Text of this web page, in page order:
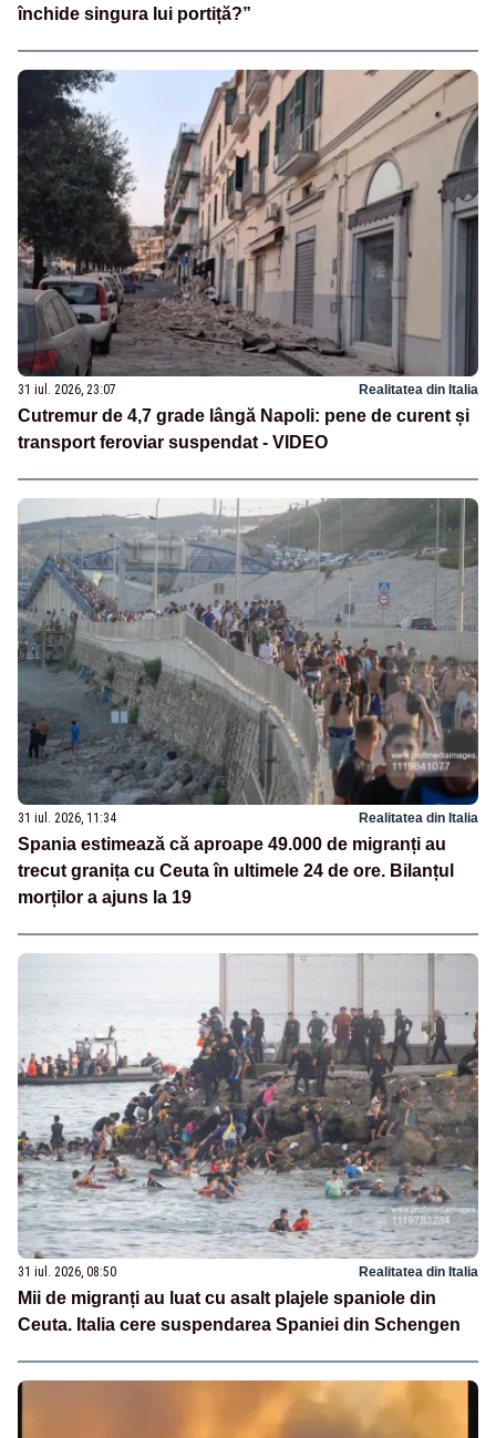
închide singura lui portiță?”
31 iul. 2026, 23:07 Realitatea din Italia
Cutremur de 4,7 grade lângă Napoli: pene de curent și
transport feroviar suspendat - VIDEO
31 iul. 2026, 11:34 Realitatea din Italia
Spania estimează că aproape 49.000 de migranți au
trecut granița cu Ceuta în ultimele 24 de ore. Bilanțul
morților a ajuns la 19
31 iul. 2026, 08:50 Realitatea din Italia
Mii de migranți au luat cu asalt plajele spaniole din
Ceuta. Italia cere suspendarea Spaniei din Schengen